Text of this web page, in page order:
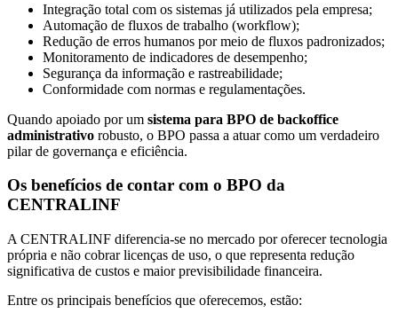
Integração total com os sistemas já utilizados pela empresa;
Automação de fluxos de trabalho (workflow);
Redução de erros humanos por meio de fluxos padronizados;
Monitoramento de indicadores de desempenho;
Segurança da informação e rastreabilidade;
Conformidade com normas e regulamentações.
Quando apoiado por um sistema para BPO de backoffice
administrativo robusto, o BPO passa a atuar como um verdadeiro
pilar de governança e eficiência.
Os benefícios de contar com o BPO da
CENTRALINF
A CENTRALINF diferencia-se no mercado por oferecer tecnologia
própria e não cobrar licenças de uso, o que representa redução
significativa de custos e maior previsibilidade financeira.
Entre os principais benefícios que oferecemos, estão: